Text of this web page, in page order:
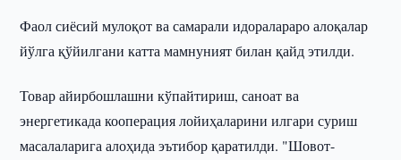
Фаол сиёсий мулоқот ва самарали идоралараро алоқалар
йўлга қўйилгани катта мамнуният билан қайд этилди.
Товар айирбошлашни кўпайтириш, саноат ва
энергетикада кооперация лойиҳаларини илгари суриш
масалаларига алоҳида эътибор қаратилди. "Шовот-